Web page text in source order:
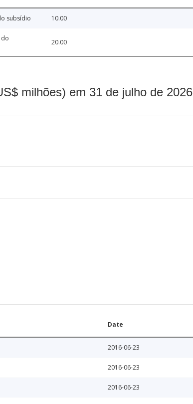
subsídio 10.00
do
20.00
milhões) em 31 de julho de 2026
Date
2016-06-23
2016-06-23
2016-06-23